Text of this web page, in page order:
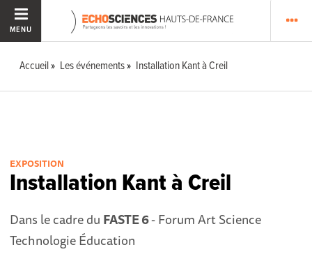
MENU
Accueil Les événements Installation Kant à Creil
EXPOSITION
Installation Kant à Creil
Dans le cadre du FASTE 6- Forum Art Science
Technologie Éducation